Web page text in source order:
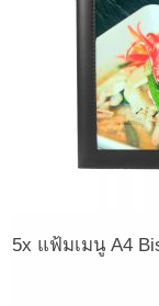
5x แฟ้มเมนู A4